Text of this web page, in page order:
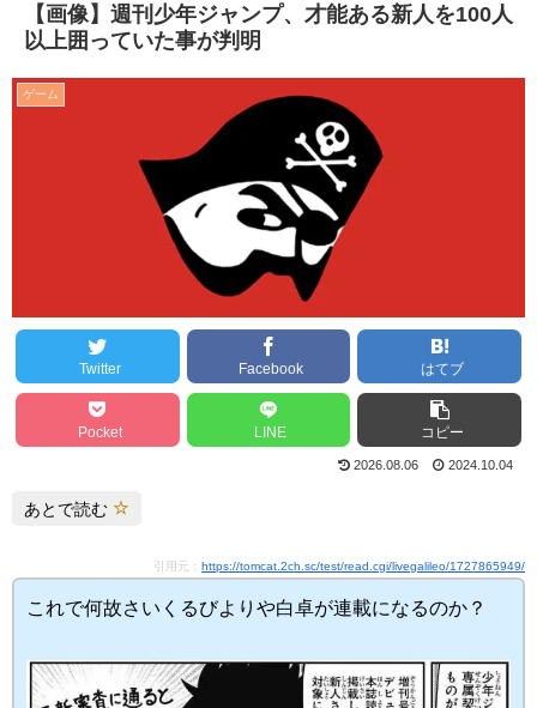
【画像】週刊少年ジャンプ、才能ある新人を100人
以上囲っていた事が判明
ゲーム
Twitter Facebook はてブ
Pocket LINE コピー
2026.08.06 2024.10.04
あとで読む
引用元： https://tomcat.2ch.sc/test/read.cgi/livegalileo/1727865949/
これで何故さいくるびよりや白卓が連載になるのか？